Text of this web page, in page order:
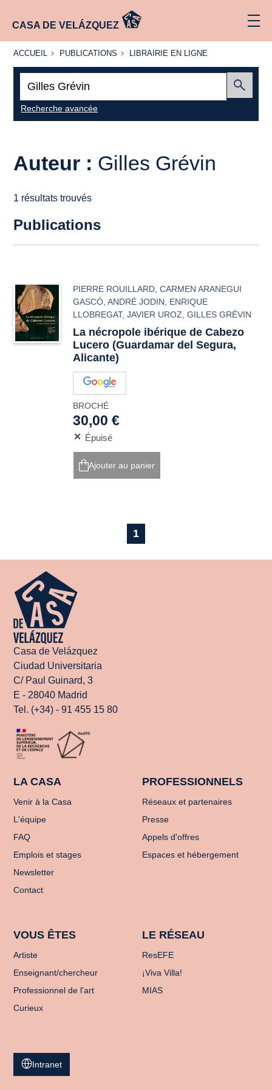
CASA DE VELÁZQUEZ
ACCUEIL
ACCUEIL PUBLICATIONS
PUBLICATIONS
LIBRAIRIE
LIBRAIRIE EN LIGNE
Recherche avancée
Auteur : Gilles Grévin
1 résultats trouvés
Publications
PIERRE ROUILLARD ,CARMEN ARANEGUI
GASCÓ ,ANDRÉ JODIN
ENRIQUE
LLOBREGAT,JAVIER UROZ ,GILLES GRÉVIN
La nécropole ibérique de Cabezo
Lucero (Guardamar del Segura,
Alicante)
BROCHÉ
30,00 €
Épuisé
Ajouter au panier
1
Casa de Velázquez
Ciudad Universitaria
C/ Paul Guinard, 3
E - 28040 Madrid
Tel. (+34) - 91 455 15 80
LA CASA
Venir à la Casa
L'équipe
FAQ
Emplois et stages
Newsletter
Contact
PROFESSIONNELS
Réseaux et partenaires
Presse
Appels d'offres
Espaces et hébergement
VOUS ÊTES
Artiste
Enseignant/chercheur
Professionnel de l'art
Curieux
LE RÉSEAU
ResEFE
¡Viva Villa!
MIAS
Intranet